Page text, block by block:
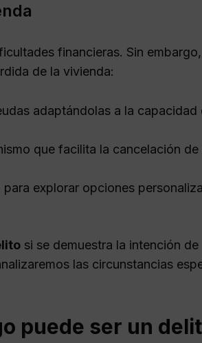
financieras. Sin
de la vivienda:
adaptándolas a la capacidad
que facilita la cancelación de
explorar opciones
si se demuestra la intención de
las circunstancias
puede ser un